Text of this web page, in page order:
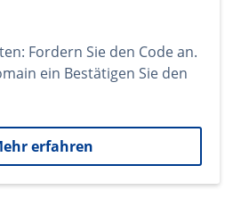
Fordern Sie den Code an.
ein Bestätigen Sie den
erfahren